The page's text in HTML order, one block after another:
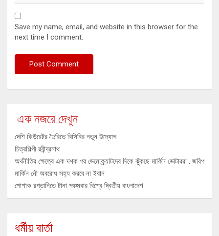
Save my name, email, and website in this browser for the
next time I comment.
এক নজরে দেখুন
দেশি কিউরেটর তৈরিতে বিসিবির নতুন উদ্যোগ
চিত্রশিল্পী রবীন্দ্রনাথ
অর্থনীতির ক্ষেত্রে এক দশক পর ডেমোক্র্যাটদের দিকে ঝুঁকছে মার্কিন ভোটাররা : জরিপ
মার্কিন নৌ অবরোধ সহ্য করবে না ইরান
পোশাক রপ্তানিতে টানা পঞ্চমবার বিশ্বে দ্বিতীয় বাংলাদেশ
ধর্মীয় বার্তা